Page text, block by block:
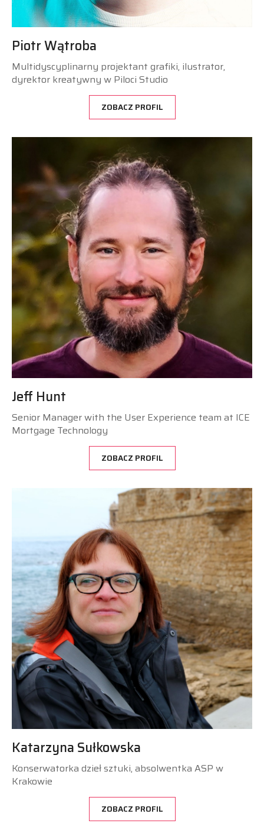
Piotr Wątroba
Multidyscyplinarny projektant grafiki, ilustrator,
dyrektor kreatywny w Piloci Studio
ZOBACZ PROFIL
Jeff Hunt
Senior Manager with the User Experience team at ICE
Mortgage Technology
ZOBACZ PROFIL
Katarzyna Sułkowska
Konserwatorka dzieł sztuki, absolwentka ASP w
Krakowie
ZOBACZ PROFIL